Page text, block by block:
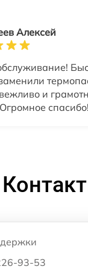
Алексей
и
спасибо!
93-53